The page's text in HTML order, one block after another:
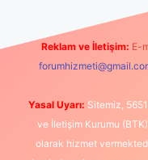
Reklam ve İletişim: E-
Yasal Uyarı: Sitemiz,
ve İletişim Kurumu
olarak hizmet